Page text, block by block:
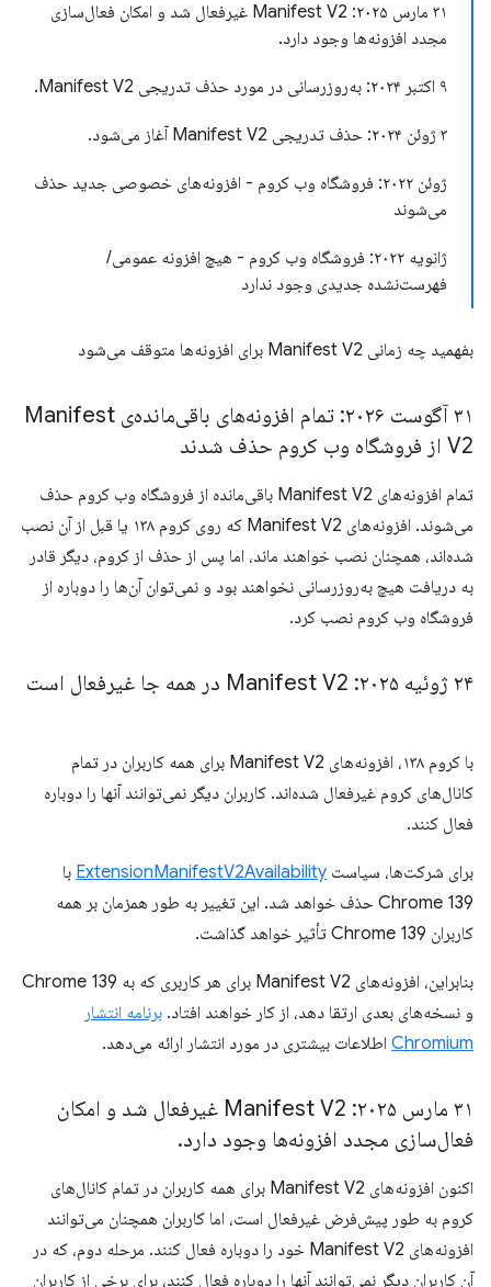
۳۱ مارس ۲۰۲۵: Manifest V2 غیرفعال شد و امکان فعال‌سازی
مجدد افزونه‌ها وجود دارد.
۹ اکتبر ۲۰۲۴: به‌روزرسانی در مورد حذف تدریجی Manifest V2.
۳ ژوئن ۲۰۲۴: حذف تدریجی Manifest V2 آغاز می‌شود.
ژوئن ۲۰۲۲: فروشگاه وب کروم - افزونه‌های خصوصی جدید حذف
می‌شوند
ژانویه ۲۰۲۲: فروشگاه وب کروم - هیچ افزونه عمومی/
فهرست‌نشده جدیدی وجود ندارد
بفهمید چه زمانی Manifest V2 برای افزونه‌ها متوقف می‌شود
۳۱ آگوست ۲۰۲۶: تمام افزونه‌های باقی‌مانده‌ی Manifest
V2 از فروشگاه وب کروم حذف شدند
تمام افزونه‌های Manifest V2 باقی‌مانده از فروشگاه وب کروم حذف
می‌شوند. افزونه‌های Manifest V2 که روی کروم ۱۳۸ یا قبل از آن نصب
شده‌اند، همچنان نصب خواهند ماند، اما پس از حذف از کروم، دیگر قادر
به دریافت هیچ به‌روزرسانی نخواهند بود و نمی‌توان آن‌ها را دوباره از
فروشگاه وب کروم نصب کرد.
۲۴ ژوئیه ۲۰۲۵: Manifest V2 در همه جا غیرفعال است
با کروم ۱۳۸، افزونه‌های Manifest V2 برای همه کاربران در تمام
کانال‌های کروم غیرفعال شده‌اند. کاربران دیگر نمی‌توانند آنها را دوباره
فعال کنند.
برای شرکت‌ها، سیاست ExtensionManifestV2Availability با
Chrome 139 حذف خواهد شد. این تغییر به طور همزمان بر همه
کاربران Chrome 139 تأثیر خواهد گذاشت.
بنابراین، افزونه‌های Manifest V2 برای هر کاربری که به Chrome 139
و نسخه‌های بعدی ارتقا دهد، از کار خواهند افتاد. برنامه انتشار
Chromium اطلاعات بیشتری در مورد انتشار ارائه می‌دهد.
۳۱ مارس ۲۰۲۵: Manifest V2 غیرفعال شد و امکان
فعال‌سازی مجدد افزونه‌ها وجود دارد.
اکنون افزونه‌های Manifest V2 برای همه کاربران در تمام کانال‌های
کروم به طور پیش‌فرض غیرفعال است، اما کاربران همچنان می‌توانند
افزونه‌های Manifest V2 خود را دوباره فعال کنند. مرحله دوم، که در
آن کاربران دیگر نمی‌توانند آنها را دوباره فعال کنند، برای برخی از کاربران